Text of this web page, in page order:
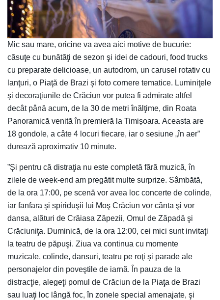
Mic sau mare, oricine va avea aici motive de bucurie:
căsuţe cu bunătăţi de sezon şi idei de cadouri, food trucks
cu preparate delicioase, un autodrom, un carusel rotativ cu
lanţuri, o Piaţă de Brazi şi foto cornere tematice. Luminiţele
şi decoraţiunile de Crăciun vor putea fi admirate altfel
decât până acum, de la 30 de metri înălţime, din Roata
Panoramică venită în premieră la Timișoara. Aceasta are
18 gondole, a câte 4 locuri fiecare, iar o sesiune „în aer”
durează aproximativ 10 minute.
”Şi pentru că distraţia nu este completă fără muzică, în
zilele de week-end am pregătit multe surprize. Sâmbătă,
de la ora 17:00, pe scenă vor avea loc concerte de colinde,
iar fanfara şi spiriduşii lui Moş Crăciun vor cânta şi vor
dansa, alături de Crăiasa Zăpezii, Omul de Zăpadă şi
Crăciuniţa. Duminică, de la ora 12:00, cei mici sunt invitaţi
la teatru de păpuşi. Ziua va continua cu momente
muzicale, colinde, dansuri, teatru pe roţi şi parade ale
personajelor din poveştile de iarnă. În pauza de la
distracţie, alegeţi pomul de Crăciun de la Piaţa de Brazi
sau luaţi loc lângă foc, în zonele special amenajate, şi